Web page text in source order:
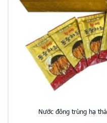
Nước đông trùng hạ